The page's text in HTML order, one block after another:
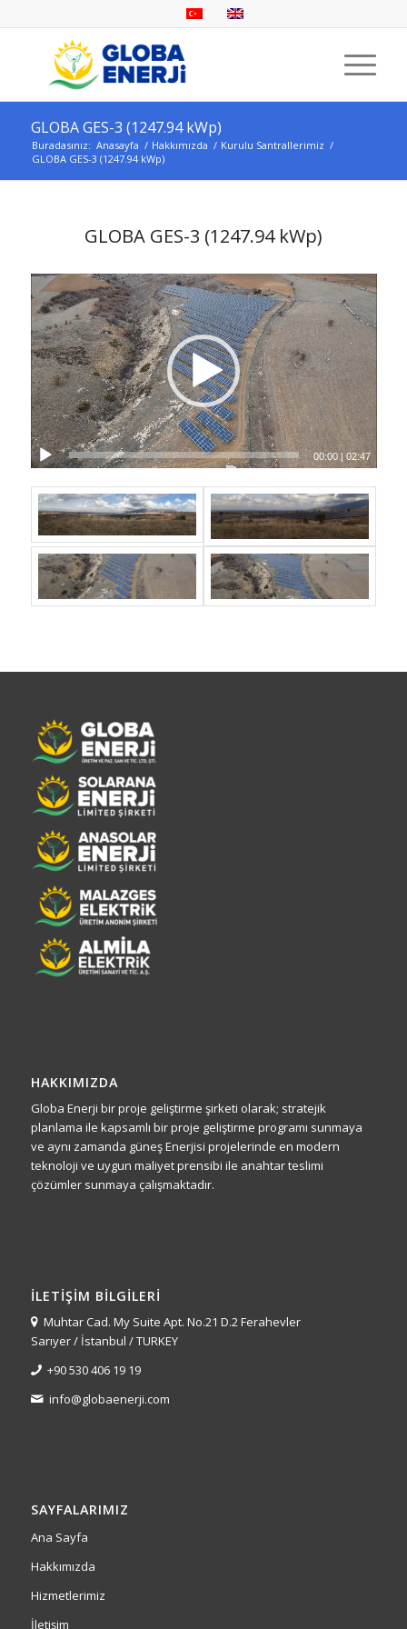
GLOBA GES-3 (1247.94 kWp)
Buradasınız: Anasayfa / Hakkımızda / Kurulu Santrallerimiz /
GLOBA GES-3 (1247.94 kWp)
GLOBA GES-3 (1247.94 kWp)
00:00|02:47
HAKKIMIZDA
Globa Enerji bir proje geliştirme şirketi olarak; stratejik
planlama ile kapsamlı bir proje geliştirme programı sunmaya
ve aynı zamanda güneş Enerjisi projelerinde en modern
teknoloji ve uygun maliyet prensibi ile anahtar teslimi
çözümler sunmaya çalışmaktadır.
İLETIŞIM BILGILERI
Muhtar Cad. My Suite Apt. No.21 D.2 Ferahevler
Sarıyer / İstanbul / TURKEY
+90 530 406 19 19
info@globaenerji.com
SAYFALARIMIZ
Ana Sayfa
Hakkımızda
Hizmetlerimiz
İletişim